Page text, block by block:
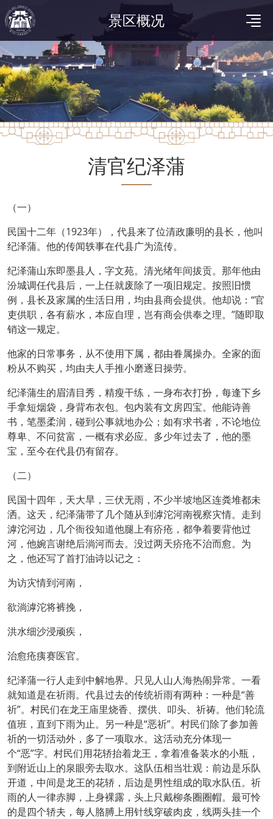
景区概况
清官纪泽蒲
（一）
民国十二年（1923年），代县来了位清政廉明的县长，他叫
纪泽蒲。他的传闻轶事在代县广为流传。
纪泽蒲山东即墨县人，字文苑。清光绪年间拔贡。那年他由
汾城调任代县后，一上任就废除了一项旧规定。按照旧惯
例，县长及家属的生活日用，均由县商会提供。他却说：“官
吏供职，各有薪水，本应自理，岂有商会供奉之理。”随即取
销这一规定。
他家的日常事务，从不使用下属，都由眷属操办。全家的面
粉从不购买，均由夫人手推小磨逐日操劳。
纪泽蒲生的眉清目秀，精瘦干练，一身布衣打扮，每逢下乡
手拿短烟袋，身背布衣包。包内装有文房四宝。他能诗善
书，笔墨柔润，碰到公事就地办公；如有求书者，不论地位
尊卑、不问贫富，一概有求必应。多少年过去了，他的墨
宝，至今在代县仍有留存。
（二）
民国十四年，天大旱，三伏无雨，不少半坡地区连粪堆都未
洒。这天，纪泽蒲带了几个随从到滹沱河南视察灾情。走到
滹沱河边，几个衙役知道他腿上有疥疮，都争着要背他过
河，他婉言谢绝后淌河而去。没过两天疥疮不治而愈。为
之，他还写了首打油诗以记之：
为访灾情到河南，
欲淌滹沱将裤挽，
洪水细沙浸顽疾，
治愈疮痍赛医官。
纪泽蒲一行人走到中解地界。只见人山人海热闹异常。一看
就知道是在祈雨。代县过去的传统祈雨有两种：一种是“善
祈”。村民们在龙王庙里烧香、摆供、叩头、祈祷。他们轮流
值班，直到下雨为止。另一种是“恶祈”。村民们除了参加善
祈的一切活动外，多了一项取水。这活动充分体现一
个“恶”字。村民们用花轿抬着龙王，拿着准备装水的小瓶，
到附近山上的泉眼旁去取水。这队伍相当壮观：前边是乐队
开道，中间是龙王的花轿，后边是男性组成的取水队伍。祈
雨的人一律赤脚，上身裸露，头上只戴柳条圈圈帽。最可怜
的是四个轿夫，每人胳膊上用针线穿破肉皮，线两头挂一个